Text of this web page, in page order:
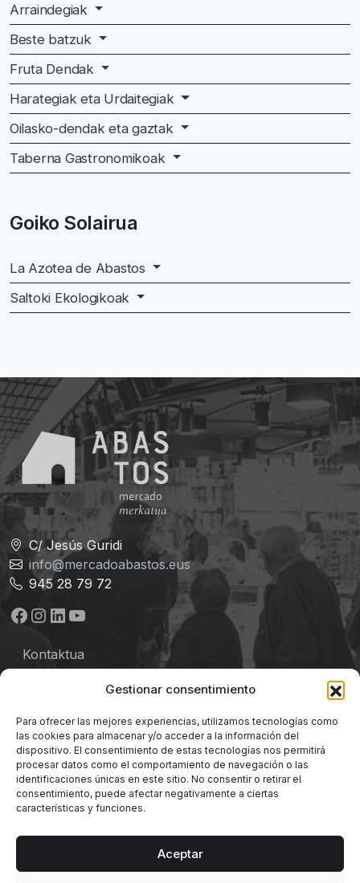
Gestionar consentimiento
Para ofrecer las mejores experiencias, utilizamos tecnologías como
las cookies para almacenar y/o acceder a la información del
dispositivo. El consentimiento de estas tecnologías nos permitirá
procesar datos como el comportamiento de navegación o las
identificaciones únicas en este sitio. No consentir o retirar el
consentimiento, puede afectar negativamente a ciertas
características y funciones.
Aceptar
Arraindegiak
Beste batzuk
Fruta Dendak
Harategiak eta Urdaitegiak
Oilasko-dendak eta gaztak
Taberna Gastronomikoak
Goiko Solairua
La Azotea de Abastos
Saltoki Ekologikoak
C/ Jesús Guridi
info@mercadoabastos.eus
945 28 79 72
Facebook
Instagram
LinkedIn
YouTube
Kontaktua
Pribatutasun-politika
Baldintzak
Cookie-politika